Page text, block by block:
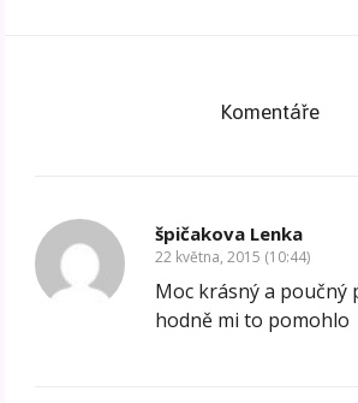
Komentáře
špičakova Lenka
22 května, 2015 (10:44)
Moc krásný a poučný
hodně mi to pomohlo